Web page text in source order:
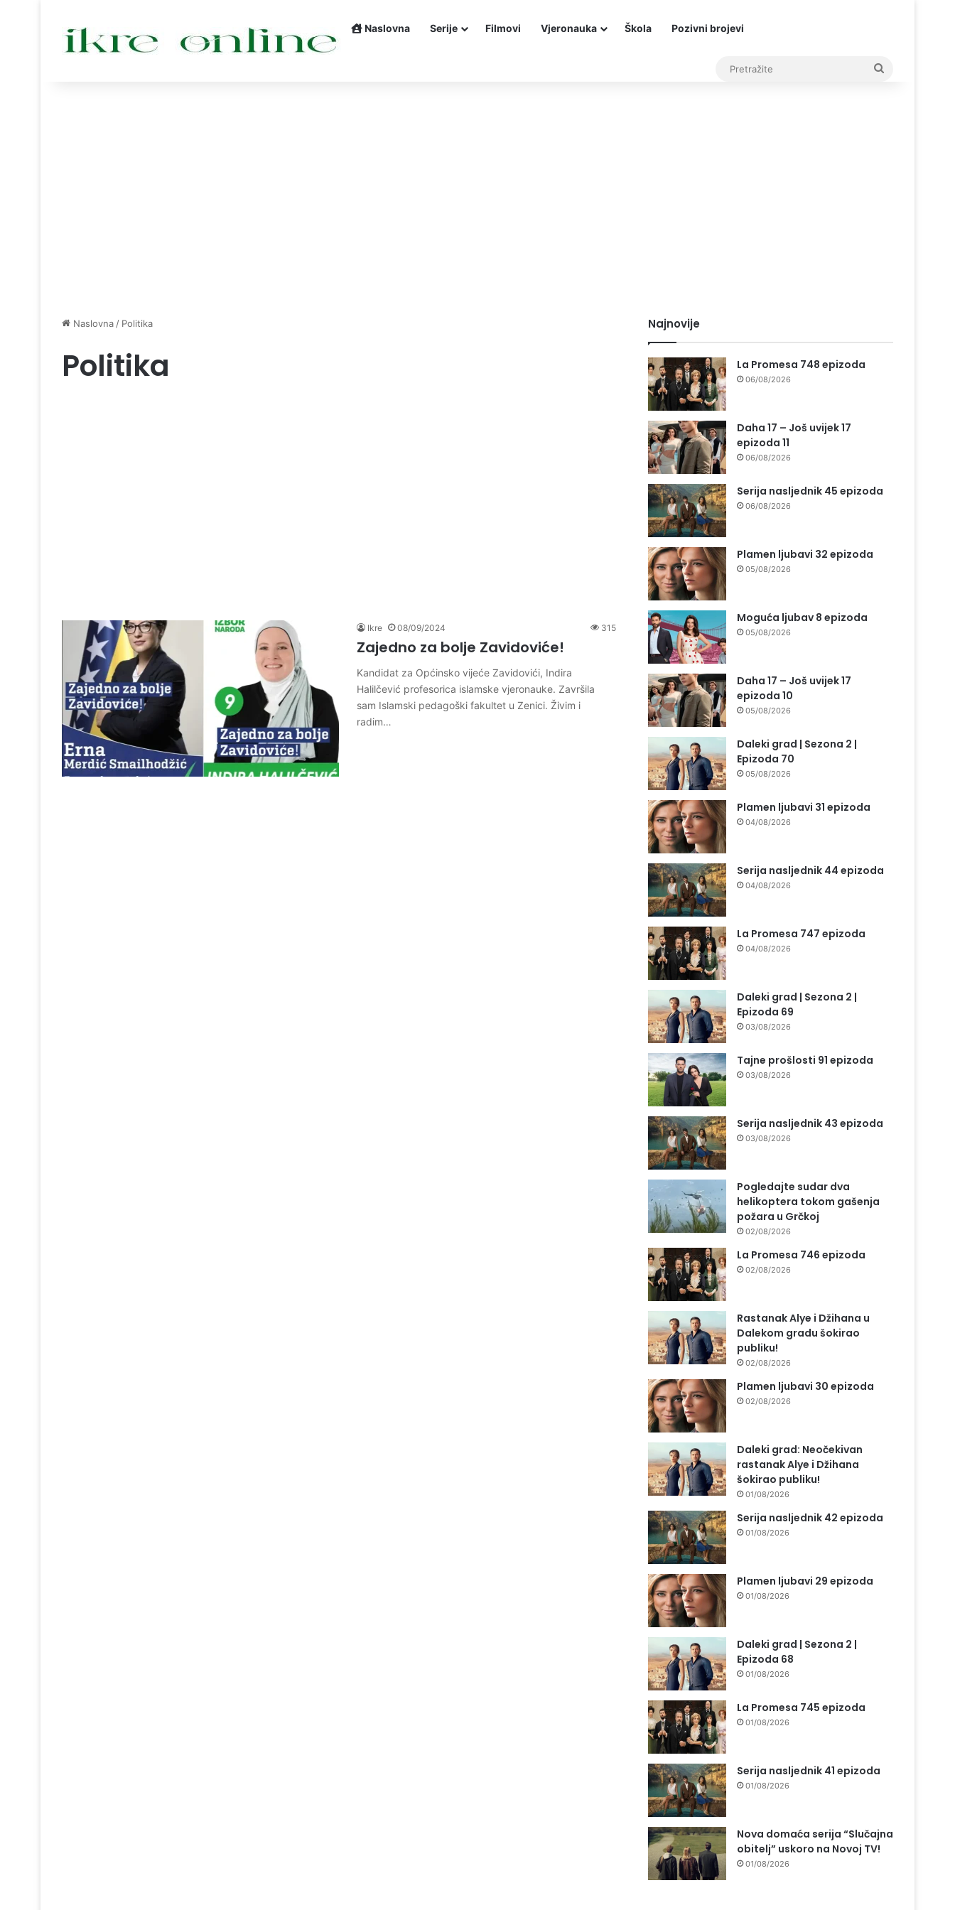
Naslovna Serije Filmovi Vjeronauka Škola Pozivni brojevi
Naslovna / Politika
Politika
Ikre 08/09/2024 315
Zajedno za bolje Zavidoviće!
Kandidat za Općinsko vijeće Zavidovići, Indira
Halilčević profesorica islamske vjeronauke. Završila
sam Islamski pedagoški fakultet u Zenici. Živim i
radim…
Najnovije
La Promesa 748 epizoda
06/08/2026
Daha 17 – Još uvijek 17
epizoda 11
06/08/2026
Serija nasljednik 45 epizoda
06/08/2026
Plamen ljubavi 32 epizoda
05/08/2026
Moguća ljubav 8 epizoda
05/08/2026
Daha 17 – Još uvijek 17
epizoda 10
05/08/2026
Daleki grad | Sezona 2 |
Epizoda 70
05/08/2026
Plamen ljubavi 31 epizoda
04/08/2026
Serija nasljednik 44 epizoda
04/08/2026
La Promesa 747 epizoda
04/08/2026
Daleki grad | Sezona 2 |
Epizoda 69
03/08/2026
Tajne prošlosti 91 epizoda
03/08/2026
Serija nasljednik 43 epizoda
03/08/2026
Pogledajte sudar dva
helikoptera tokom gašenja
požara u Grčkoj
02/08/2026
La Promesa 746 epizoda
02/08/2026
Rastanak Alye i Džihana u
Dalekom gradu šokirao
publiku!
02/08/2026
Plamen ljubavi 30 epizoda
02/08/2026
Daleki grad: Neočekivan
rastanak Alye i Džihana
šokirao publiku!
01/08/2026
Serija nasljednik 42 epizoda
01/08/2026
Plamen ljubavi 29 epizoda
01/08/2026
Daleki grad | Sezona 2 |
Epizoda 68
01/08/2026
La Promesa 745 epizoda
01/08/2026
Serija nasljednik 41 epizoda
01/08/2026
Nova domaća serija “Slučajna
obitelj” uskoro na Novoj TV!
01/08/2026